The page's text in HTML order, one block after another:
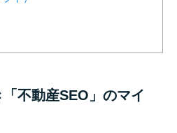
不動産SEO」のマイ